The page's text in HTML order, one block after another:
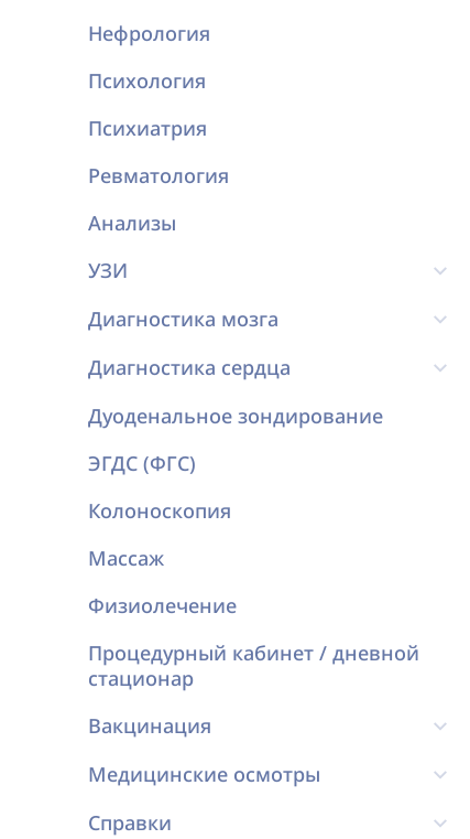
Нефрология
Психология
Психиатрия
Ревматология
Анализы
УЗИ
Диагностика мозга
Диагностика сердца
Дуоденальное зондирование
ЭГДС (ФГС)
Колоноскопия
Массаж
Физиолечение
Процедурный кабинет / дневной
стационар
Вакцинация
Медицинские осмотры
Справки